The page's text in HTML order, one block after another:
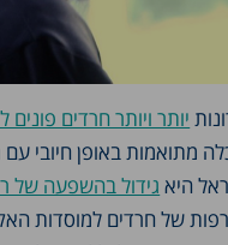
יותר ויותר חרדים
מתואמות באופן חיובי
היא גידול בהשפעה של
של חרדים למוסדות